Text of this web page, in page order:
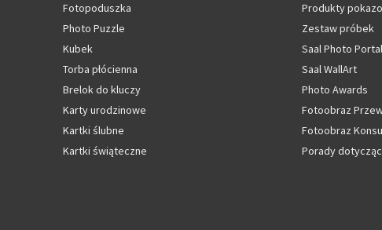
Fotopoduszka
Photo Puzzle
Kubek
Torba płócienna
Brelok do kluczy
Karty urodzinowe
Kartki ślubne
Kartki świąteczne
Produkty
Zestaw próbek
Saal Photo Portal
Saal WallArt
Photo Awards
Fotoobraz
Fotoobraz
Porady